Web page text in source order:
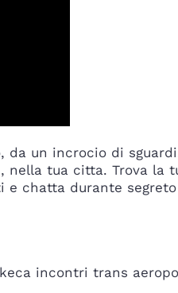
un incrocio di
nella tua citta. Trova
chatta durante
incontri trans